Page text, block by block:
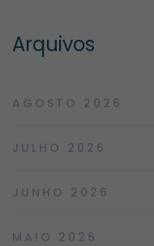
Arquivos
AGOSTO 2026
JULHO 2026
JUNHO 2026
MAIO 2026